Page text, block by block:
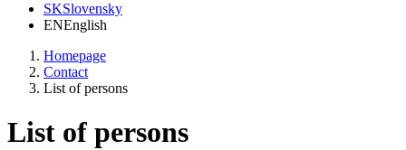
SKSlovensky
ENEnglish
Homepage
Contact
List of persons
List of persons